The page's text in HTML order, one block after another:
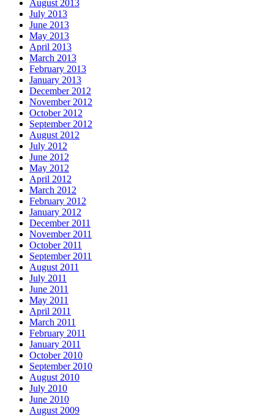
August 2013
July 2013
June 2013
May 2013
April 2013
March 2013
February 2013
January 2013
December 2012
November 2012
October 2012
September 2012
August 2012
July 2012
June 2012
May 2012
April 2012
March 2012
February 2012
January 2012
December 2011
November 2011
October 2011
September 2011
August 2011
July 2011
June 2011
May 2011
April 2011
March 2011
February 2011
January 2011
October 2010
September 2010
August 2010
July 2010
June 2010
August 2009